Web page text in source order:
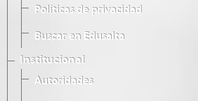
Políticas de privacidad
Buscar en Edusalta
Institucional
Autoridades